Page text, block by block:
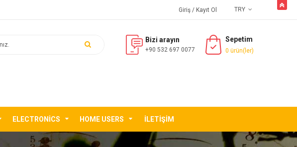
TRY
Giriş / Kayıt Ol
Bizi arayın
+90 532 697 0077
Sepetim
0 ürün(ler)
ELECTRONICS HOME USERS İLETIŞIM